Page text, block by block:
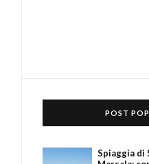
POST
Spiaggia di